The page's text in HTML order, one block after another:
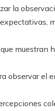
la
muestran
observar el